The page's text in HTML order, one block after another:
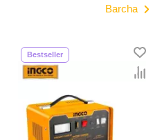
Barcha
Bestseller